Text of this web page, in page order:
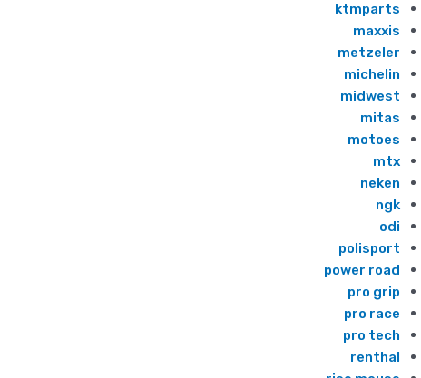
ktmparts
maxxis
metzeler
michelin
midwest
mitas
motoes
mtx
neken
ngk
odi
polisport
power road
pro grip
pro race
pro tech
renthal